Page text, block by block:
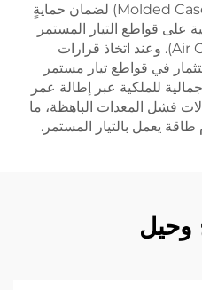
المصنوعة من علب بلاستيكية (Molded Case) لضمان حمايةٍ
على قواطع التيار المستمر
الثقيلة النوع (Air Circuit Breakers). وعند اتخاذ قرارات
في قواطع تيار مستمر
للملكية عبر إطالة عمر
فشل المعدات الباهظة، ما
يعمل بالتيار المستمر.
وحيل